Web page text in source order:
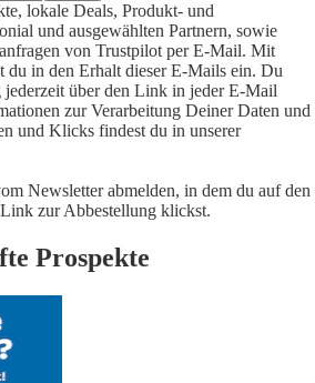
lokale Deals, Produkt- und
und ausgewählten Partnern, sowie
von Trustpilot per E-Mail. Mit
in den Erhalt dieser E-Mails ein. Du
über den Link in jeder E-Mail
zur Verarbeitung Deiner Daten und
und Klicks findest du in unserer
Newsletter abmelden, in dem du auf den
zur Abbestellung klickst.
Prospekte